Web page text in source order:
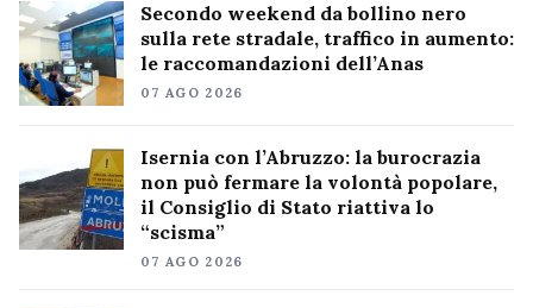
Secondo weekend da bollino nero
sulla rete stradale, traffico in aumento:
le raccomandazioni dell’Anas
07 AGO 2026
Isernia con l’Abruzzo: la burocrazia
non può fermare la volontà popolare,
il Consiglio di Stato riattiva lo
“scisma”
07 AGO 2026